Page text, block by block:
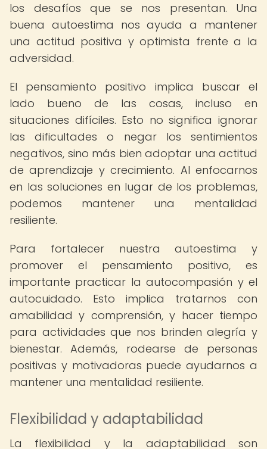
los desafíos que se nos presentan. Una
buena autoestima nos ayuda a mantener
una actitud positiva y optimista frente a la
adversidad.
El pensamiento positivo implica buscar el
lado bueno de las cosas, incluso en
situaciones difíciles. Esto no significa ignorar
las dificultades o negar los sentimientos
negativos, sino más bien adoptar una actitud
de aprendizaje y crecimiento. Al enfocarnos
en las soluciones en lugar de los problemas,
podemos mantener una mentalidad
resiliente.
Para fortalecer nuestra autoestima y
promover el pensamiento positivo, es
importante practicar la autocompasión y el
autocuidado. Esto implica tratarnos con
amabilidad y comprensión, y hacer tiempo
para actividades que nos brinden alegría y
bienestar. Además, rodearse de personas
positivas y motivadoras puede ayudarnos a
mantener una mentalidad resiliente.
Flexibilidad y adaptabilidad
La flexibilidad y la adaptabilidad son